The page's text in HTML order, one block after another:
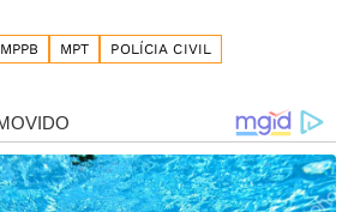
MPPB MPT POLÍCIA CIVIL